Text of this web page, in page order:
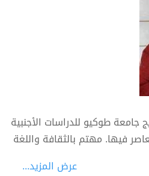
طوكيو 1940 خريج جامعة طوكيو للدراسات الأجنبية
فيها. مهتم بالثقافة واللغة
عرض المزيد...